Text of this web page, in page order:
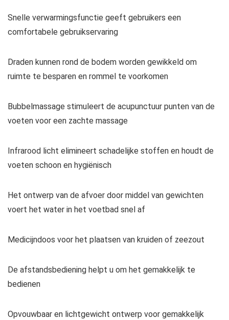
Snelle verwarmingsfunctie geeft gebruikers een
comfortabele gebruikservaring
Draden kunnen rond de bodem worden gewikkeld om
ruimte te besparen en rommel te voorkomen
Bubbelmassage stimuleert de acupunctuur punten van de
voeten voor een zachte massage
Infrarood licht elimineert schadelijke stoffen en houdt de
voeten schoon en hygiënisch
Het ontwerp van de afvoer door middel van gewichten
voert het water in het voetbad snel af
Medicijndoos voor het plaatsen van kruiden of zeezout
De afstandsbediening helpt u om het gemakkelijk te
bedienen
Opvouwbaar en lichtgewicht ontwerp voor gemakkelijk